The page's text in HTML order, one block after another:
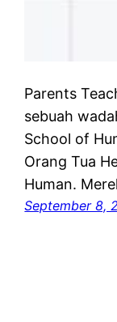
Parents
sebuah
School of
Orang Tua
Human.
September 8,